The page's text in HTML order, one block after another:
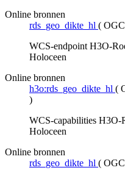
Online bronnen
rds_geo_dikte_hl (
WCS-endpoint H3O-
Holoceen
Online bronnen
h3o:rds_geo_dikte_hl (
)
WCS-capabilities H3O-
Holoceen
Online bronnen
rds_geo_dikte_hl (